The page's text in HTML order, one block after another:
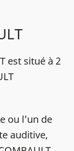
est situé à 2
ou l’un de
auditive,